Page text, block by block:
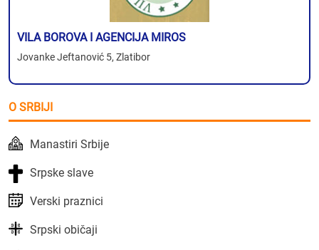
VILA BOROVA I AGENCIJA MIROS
Jovanke Jeftanović 5, Zlatibor
O SRBIJI
Manastiri Srbije
Srpske slave
Verski praznici
Srpski običaji